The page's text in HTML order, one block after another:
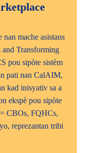
mache asistans
Transforming
pou sipòte sistèm
pati nan CalAIM,
kad inisyativ sa a
ekspè pou sipòte
CBOs, FQHCs,
reprezantan tribi